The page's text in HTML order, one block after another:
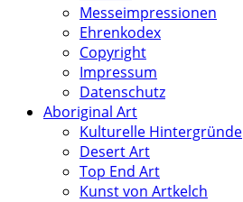
Messeimpressionen
Ehrenkodex
Copyright
Impressum
Datenschutz
Aboriginal Art
Kulturelle Hintergründe
Desert Art
Top End Art
Kunst von Artkelch